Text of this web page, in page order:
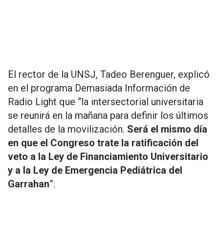
El rector de la UNSJ, Tadeo Berenguer, explicó
en el programa Demasiada Información de
Radio Light que “la intersectorial universitaria
se reunirá en la mañana para definir los últimos
detalles de la movilización. Será el mismo día
en que el Congreso trate la ratificación del
veto a la Ley de Financiamiento Universitario
y a la Ley de Emergencia Pediátrica del
Garrahan”.